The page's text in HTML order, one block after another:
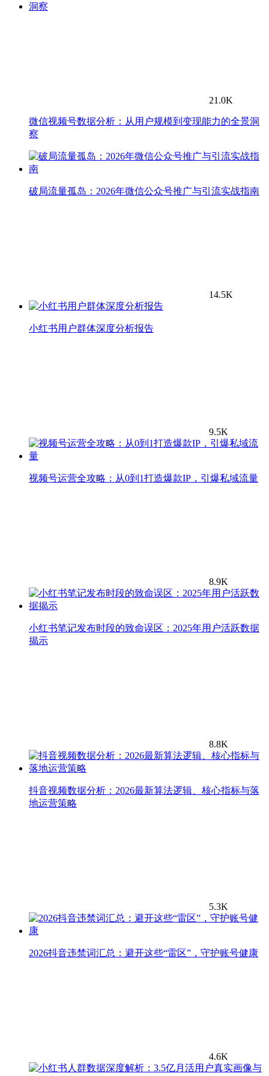
21.0K
微信视频号数据分析：从用户规模到变现能力的全景洞
察
破局流量孤岛：2026年微信公众号推广与引流实战指南
14.5K
小红书用户群体深度分析报告
9.5K
视频号运营全攻略：从0到1打造爆款IP，引爆私域流量
8.9K
小红书笔记发布时段的致命误区：2025年用户活跃数据
揭示
8.8K
抖音视频数据分析：2026最新算法逻辑、核心指标与落
地运营策略
5.3K
2026抖音违禁词汇总：避开这些“雷区”，守护账号健康
4.6K